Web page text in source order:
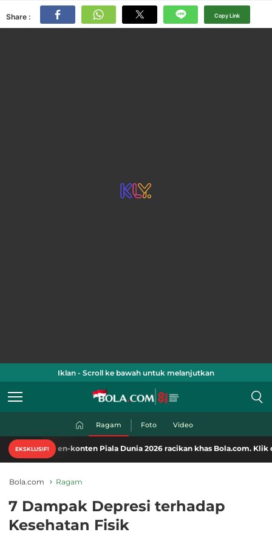
Share : Copy Link
Iklan - Scroll ke bawah untuk melanjutkan
Ragam Foto Video
EKSKLUSIF!
konten Piala Dunia 2026 racikan khas Bola.com. Klik di sini!
Bola.com Ragam
7 Dampak Depresi terhadap
Kesehatan Fisik